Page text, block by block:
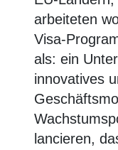
arbeiteten
Visa-
als: ein
innovatives
lancieren,